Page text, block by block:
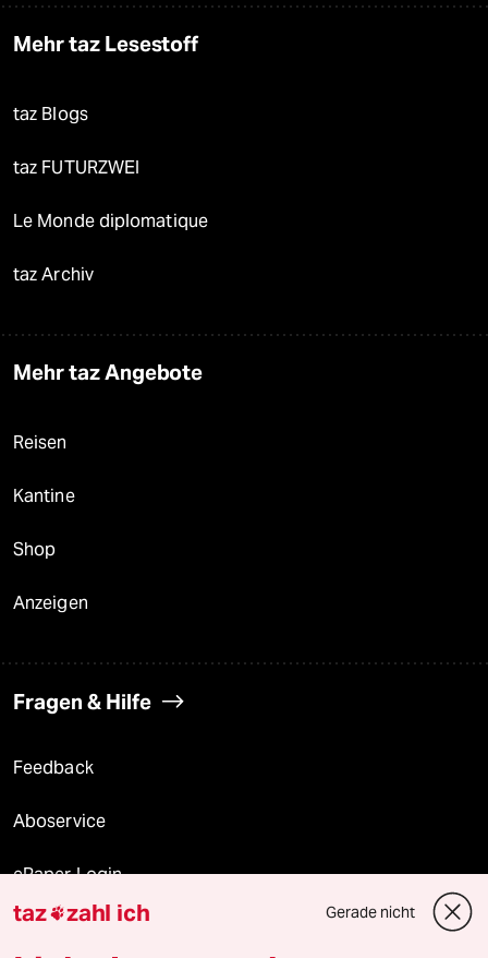
Mehr taz Lesestoff
taz Blogs
taz FUTURZWEI
Le Monde diplomatique
taz Archiv
Mehr taz Angebote
Reisen
Kantine
Shop
Anzeigen
Fragen & Hilfe
Feedback
Aboservice
ePaper Login
Downloads für Abonnierende
taz zahl ich Gerade nicht